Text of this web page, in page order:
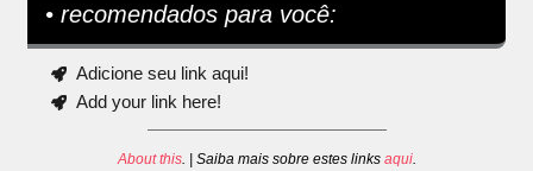
• recomendados para você:
Adicione seu link aqui!
Add your link here!
About this. | Saiba mais sobre estes links aqui.